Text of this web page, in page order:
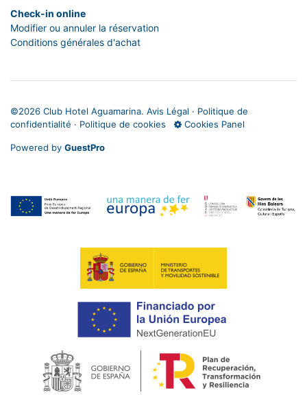
Check-in online
Modifier ou annuler la réservation
Conditions générales d'achat
©2026 Club Hotel Aguamarina. Avis Légal · Politique de
confidentialité · Politique de cookies Cookies Panel
Powered by GuestPro